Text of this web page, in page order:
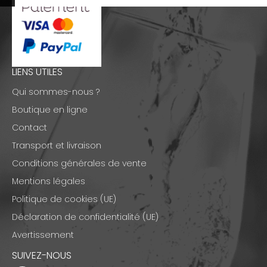
LIENS UTILES
Qui sommes-nous ?
Boutique en ligne
Contact
Transport et livraison
Conditions générales de vente
Mentions légales
Politique de cookies (UE)
Déclaration de confidentialité (UE)
Avertissement
SUIVEZ-NOUS